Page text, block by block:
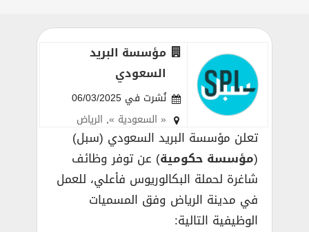
مؤسسة البريد
السعودي
نُشرت في 06/03/2025
« السعودية », الرياض
تعلن مؤسسة البريد السعودي (سبل)
(مؤسسة حكومية) عن توفر وظائف
شاغرة لحملة البكالوريوس فأعلي، للعمل
في مدينة الرياض وفق المسميات
الوظيفية التالية: